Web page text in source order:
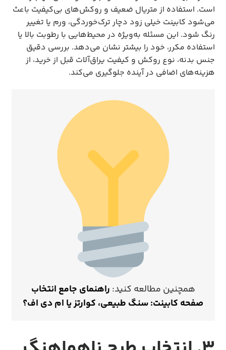
است. استفاده از متریال ضعیف و روکش‌های بی‌کیفیت باعث
می‌شود کابینت خیلی زود دچار ترک‌خوردگی، ورم یا تغییر
رنگ شود. این مسئله به‌ویژه در محیط‌هایی با رطوبت بالا یا
استفاده مکرر، خود را بیشتر نشان می‌دهد. بررسی دقیق
جنس بدنه، نوع روکش و کیفیت یراق‌آلات قبل از خرید، از
هزینه‌های اضافی در آینده جلوگیری می‌کند.
همچنین مطالعه کنید: راهنمای جامع انتخاب
صفحه کابینت: سنگ طبیعی، کوارتز یا ام دی اف؟